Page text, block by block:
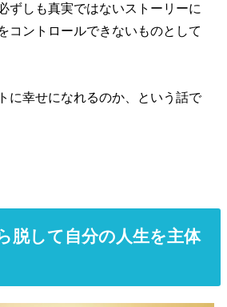
ずしも真実ではないストーリーに
コントロールできないものとして
に幸せになれるのか、という話で
脱して自分の人生を主体